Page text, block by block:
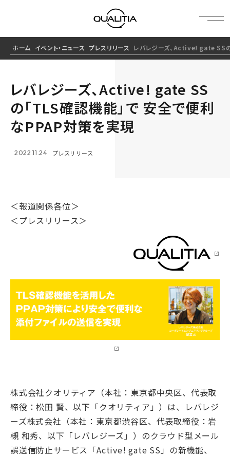
ホーム イベント・ニュース プレスリリース レバレジーズ、Active! gate SS
レバレジーズ、Active! gate SS
の「TLS確認機能」で 安全で便利
なPPAP対策を実現
2022.11.24 プレスリリース
＜報道関係各位＞
＜プレスリリース＞
株式会社クオリティア（本社：東京都中央区、代表取
締役：松田 賢、以下「クオリティア」）は、レバレジ
ーズ株式会社（本社：東京都渋谷区、代表取締役：岩
槻 和秀、以下「レバレジーズ」）のクラウド型メール
誤送信防止サービス「Active! gate SS」の新機能、